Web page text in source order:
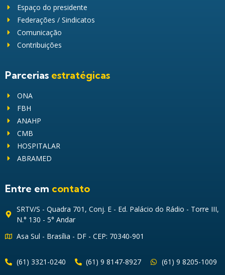
Espaço do presidente
Federações / Sindicatos
Comunicação
Contribuições
Parcerias estratégicas
ONA
FBH
ANAHP
CMB
HOSPITALAR
ABRAMED
Entre em contato
SRTV/S - Quadra 701, Conj. E - Ed. Palácio do Rádio - Torre III,
N.° 130 - 5° Andar
Asa Sul - Brasília - DF - CEP: 70340-901
(61) 3321-0240 (61) 9 8147-8927 (61) 9 8205-1009